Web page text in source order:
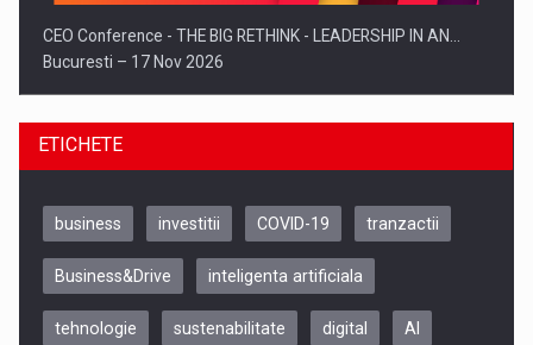
CEO Conference - THE BIG RETHINK - LEADERSHIP IN AN…
Bucuresti – 17 Nov 2026
ETICHETE
business investitii COVID-19 tranzactii
Business&Drive inteligenta artificiala
tehnologie sustenabilitate digital AI